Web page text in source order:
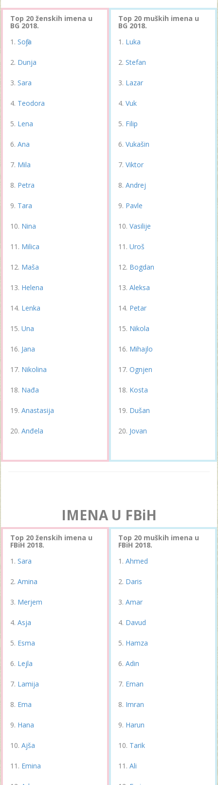
Top 20 ženskih imena u
BG 2018.
Sofija
Dunja
Sara
Teodora
Lena
Ana
Mila
Petra
Tara
Nina
Milica
Maša
Helena
Lenka
Una
Jana
Nikolina
Nađa
Anastasija
Anđela
Top 20 muških imena u
BG 2018.
Luka
Stefan
Lazar
Vuk
Filip
Vukašin
Viktor
Andrej
Pavle
Vasilije
Uroš
Bogdan
Aleksa
Petar
Nikola
Mihajlo
Ognjen
Kosta
Dušan
Jovan
IMENA U FBiH
Top 20 ženskih imena u
FBiH 2018.
Sara
Amina
Merjem
Asja
Esma
Lejla
Lamija
Ema
Hana
Ajša
Emina
Top 20 muških imena u
FBiH 2018.
Ahmed
Daris
Amar
Davud
Hamza
Adin
Eman
Imran
Harun
Tarik
Ali